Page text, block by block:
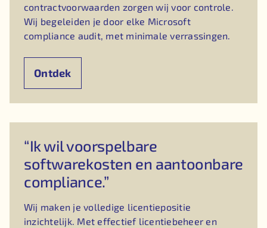
contractvoorwaarden zorgen wij voor controle.
Wij begeleiden je door elke Microsoft
compliance audit, met minimale verrassingen.
Ontdek
“Ik wil voorspelbare
softwarekosten en aantoonbare
compliance.”
Wij maken je volledige licentiepositie
inzichtelijk. Met effectief licentiebeheer en